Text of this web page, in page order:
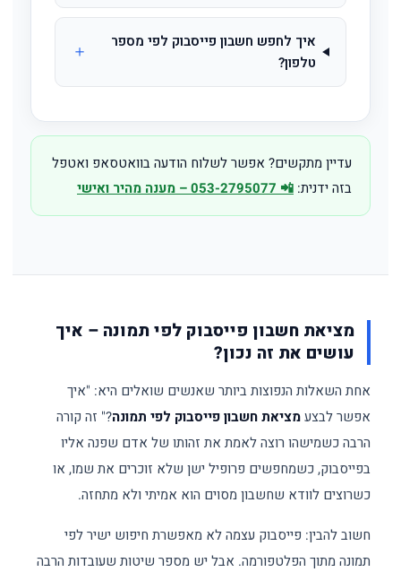
איך לחפש חשבון פייסבוק לפי מספר
טלפון?
עדיין מתקשים? אפשר לשלוח הודעה בוואטסאפ ואטפל
בזה ידנית: 📲 053-2795077 – מענה מהיר ואישי
מציאת חשבון פייסבוק לפי תמונה – איך
עושים את זה נכון?
אחת השאלות הנפוצות ביותר שאנשים שואלים היא: "איך
אפשר לבצעמציאת חשבון פייסבוק לפי תמונה?" זה קורה
הרבה כשמישהו רוצה לאמת את זהותו של אדם שפנה אליו
בפייסבוק, כשמחפשים פרופיל ישן שלא זוכרים את שמו, או
כשרוצים לוודא שחשבון מסוים הוא אמיתי ולא מתחזה.
חשוב להבין: פייסבוק עצמה לא מאפשרת חיפוש ישיר לפי
תמונה מתוך הפלטפורמה. אבל יש מספר שיטות שעובדות הרבה